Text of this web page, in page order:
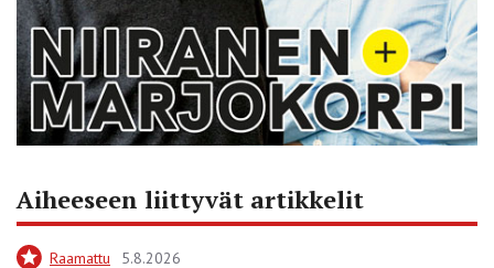
Aiheeseen liittyvät artikkelit
Raamattu 5.8.2026